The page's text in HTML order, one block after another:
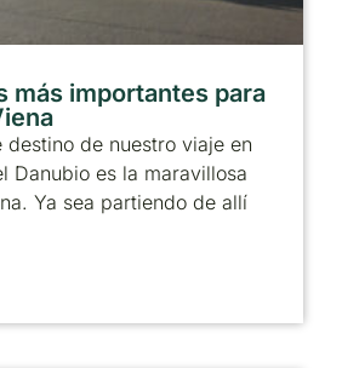
más importantes para
destino de nuestro viaje en
Danubio es la maravillosa
Ya sea partiendo de allí